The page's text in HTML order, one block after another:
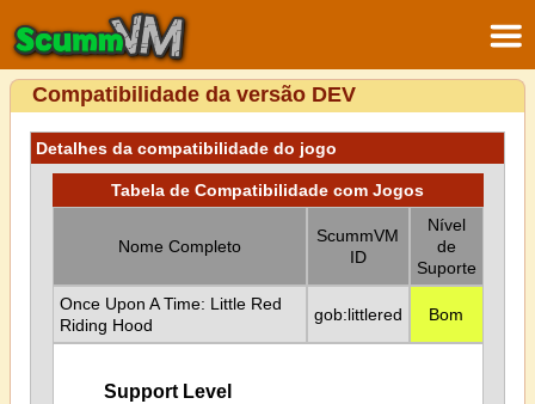
Compatibilidade da versão DEV
Detalhes da compatibilidade do jogo
Tabela de Compatibilidade com Jogos
Nome Completo
ScummVM
ID
Nível
de
Suporte
Once Upon A Time: Little Red
Riding Hood
gob:littlered Bom
Support Level